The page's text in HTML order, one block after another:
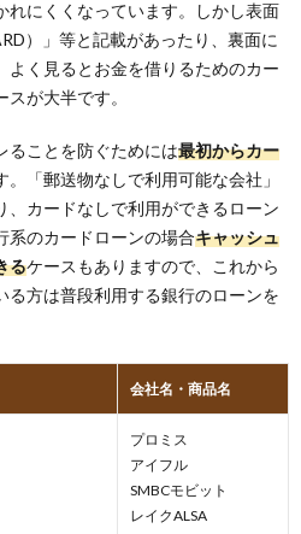
れにくくなっています。しかし表面
）」等と記載があったり、裏面に
よく見るとお金を借りるためのカー
が大半です。
ることを防ぐためには最初からカー
。「郵送物なしで利用可能な会社」
、カードなしで利用ができるローン
系のカードローンの場合キャッシュ
るケースもありますので、これから
る方は普段利用する銀行のローンを
会社名・商品名
プロミス
アイフル
SMBCモビット
レイクALSA